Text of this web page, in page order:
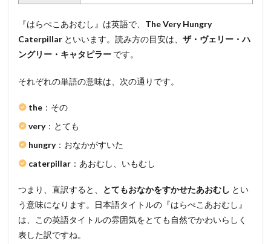
『はらぺこあおむし』は英語で、 The Very Hungry
Caterpillar といいます。読み方の目安は、 ザ・ヴェリー・ハ
ングリー・キャタピラー です。
それぞれの単語の意味は、次の通りです。
the ：その
very：とても
hungry：おなかがすいた
caterpillar ：あおむし、いもむし
つまり、直訳すると、 とてもおなかをすかせたあおむし とい
う意味になります。日本語タイトルの『はらぺこあおむし』
は、この英語タイトルの雰囲気をとても自然でかわいらしく
表した訳ですね。